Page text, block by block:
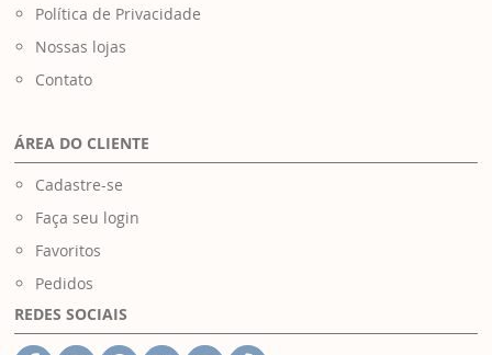
Política de Privacidade
Nossas lojas
Contato
ÁREA DO CLIENTE
Cadastre-se
Faça seu login
Favoritos
Pedidos
REDES SOCIAIS